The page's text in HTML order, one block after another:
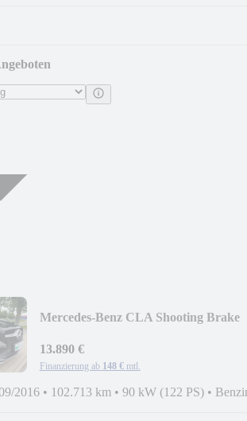
Mercedes-Benz CLA Shooting Brake
13.890 €
Finanzierung ab 148 € mtl.
2016 • 102.713 km • 90 kW (122 PS) •